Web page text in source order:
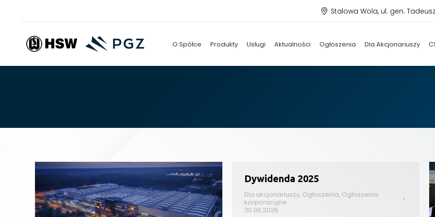
Stalowa Wola, ul. gen.
O Spółce Produkty Usługi Aktualności Ogłoszenia Dla Akcjonariuszy
Dywidenda 2025
Dla akcjonariuszy, Ogłoszenia, Ogłoszenia
korporacyjne
30.06.2026